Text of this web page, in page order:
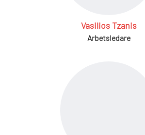
Vasilios Tzanis
Arbetsledare